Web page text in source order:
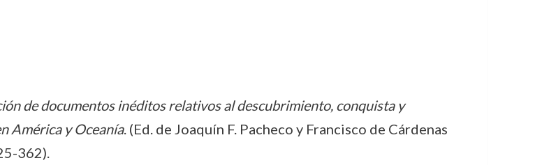
de documentos inéditos relativos al descubrimiento, conquista y
América y Oceanía. (Ed. de Joaquín F. Pacheco y Francisco de Cárdenas
362).